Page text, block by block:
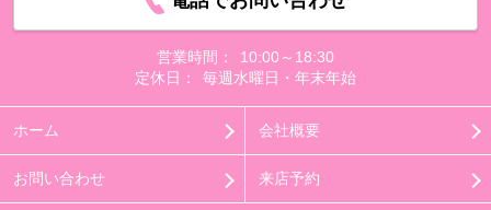
営業時間：
10:00～18:30
定休日：
毎週水曜日・年末年始
ホーム 会社概要
お問い合わせ 来店予約